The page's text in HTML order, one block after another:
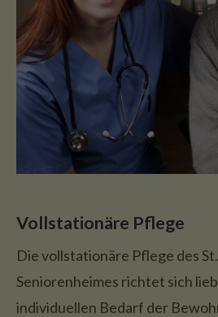
Vollstationäre Pflege
Die vollstationäre Pflege des
Seniorenheimes richtet sich
individuellen Bedarf der